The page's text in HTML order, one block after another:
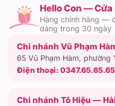
Hello Con — Cửa
Hàng chính hãng —
dàng trong 30 ngày
Chi nhánh Vũ Phạm
65 Vũ Phạm Hàm, phường
Điện thoại: 0347.65.65.65
Chi nhánh Tô Hiệu —